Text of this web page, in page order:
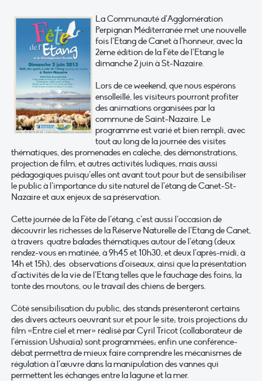
La Communauté d’Agglomération
Perpignan Méditerranée met une nouvelle
fois l’Etang de Canet à l’honneur, avec la
2ème édition de la Fête de l’Etang le
dimanche 2 juin à St-Nazaire.
Lors de ce weekend, que nous espérons
ensolleillé, les visiteurs pourront profiter
des animations organisées par la
commune de Saint-Nazaire. Le
programme est varié et bien rempli, avec
tout au long de la journée des visites
thématiques, des promenades en calèche, des démonstrations,
projection de film, et autres activités ludiques, mais aussi
pédagogiques puisqu’elles ont avant tout pour but de sensibiliser
le public à l’importance du site naturel de l’étang de Canet-St-
Nazaire et aux enjeux de sa préservation.
Cette journée de la Fête de l’étang, c’est aussi l’occasion de
découvrir les richesses de la Réserve Naturelle de l’Etang de Canet,
à travers quatre balades thématiques autour de l’étang (deux
rendez-vous en matinée, à 9h45 et 10h30, et deux l’après-midi, à
14h et 15h), des observations d’oiseaux, ainsi que la présentation
d’activités de la vie de l’Etang telles que le fauchage des foins, la
tonte des moutons, ou le travail des chiens de bergers.
Côté sensibilisation du public, des stands présenteront certains
des divers acteurs oeuvrant sur et pour le site; trois projections du
film «Entre ciel et mer» réalisé par Cyril Tricot (collaborateur de
l’émission Ushuaïa) sont programmées; enfin une conférence-
débat permettra de mieux faire comprendre les mécanismes de
régulation à l’œuvre dans la manipulation des vannes qui
permettent les échanges entre la lagune et la mer.